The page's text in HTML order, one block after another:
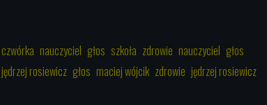
czwórka nauczyciel głos szkoła zdrowie nauczyciel głos
jędrzej rosiewicz głos maciej wójcik zdrowie jędrzej rosiewicz